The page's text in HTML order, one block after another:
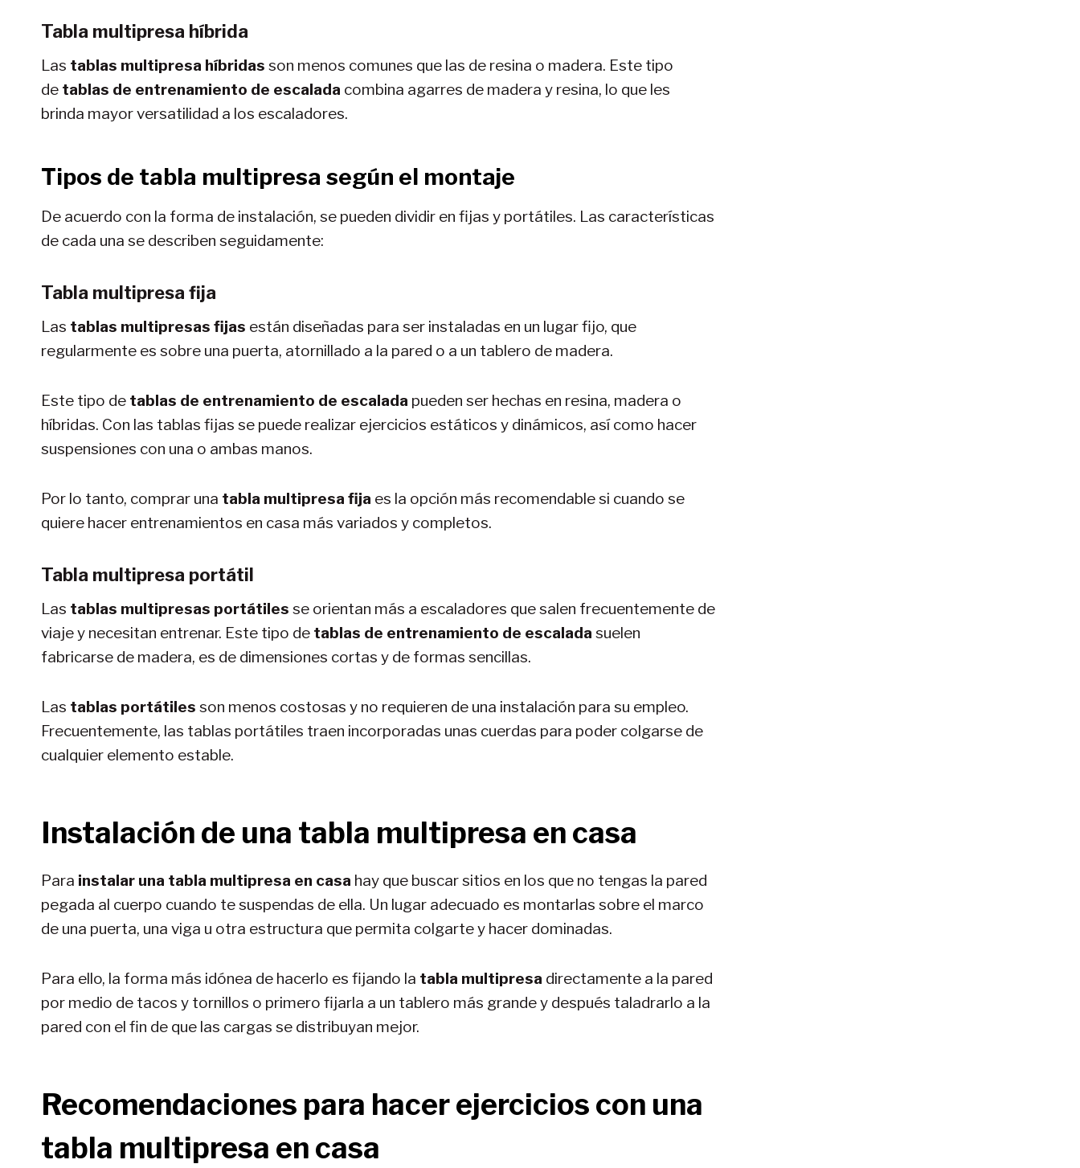
Tabla multipresa híbrida
Las tablas multipresa híbridas son menos comunes que las de resina o madera. Este tipo
de tablas de entrenamiento de escalada combina agarres de madera y resina, lo que les
brinda mayor versatilidad a los escaladores.
Tipos de tabla multipresa según el montaje
De acuerdo con la forma de instalación, se pueden dividir en fijas y portátiles. Las características
de cada una se describen seguidamente:
Tabla multipresa fija
Las tablas multipresas fijas están diseñadas para ser instaladas en un lugar fijo, que
regularmente es sobre una puerta, atornillado a la pared o a un tablero de madera.
Este tipo de tablas de entrenamiento de escalada pueden ser hechas en resina, madera o
híbridas. Con las tablas fijas se puede realizar ejercicios estáticos y dinámicos, así como hacer
suspensiones con una o ambas manos.
Por lo tanto, comprar una tabla multipresa fija es la opción más recomendable si cuando se
quiere hacer entrenamientos en casa más variados y completos.
Tabla multipresa portátil
Las tablas multipresas portátiles se orientan más a escaladores que salen frecuentemente de
viaje y necesitan entrenar. Este tipo de tablas de entrenamiento de escalada suelen
fabricarse de madera, es de dimensiones cortas y de formas sencillas.
Las tablas portátiles son menos costosas y no requieren de una instalación para su empleo.
Frecuentemente, las tablas portátiles traen incorporadas unas cuerdas para poder colgarse de
cualquier elemento estable.
Instalación de una tabla multipresa en casa
Para instalar una tabla multipresa en casa hay que buscar sitios en los que no tengas la pared
pegada al cuerpo cuando te suspendas de ella. Un lugar adecuado es montarlas sobre el marco
de una puerta, una viga u otra estructura que permita colgarte y hacer dominadas.
Para ello, la forma más idónea de hacerlo es fijando la tabla multipresa directamente a la pared
por medio de tacos y tornillos o primero fijarla a un tablero más grande y después taladrarlo a la
pared con el fin de que las cargas se distribuyan mejor.
Recomendaciones para hacer ejercicios con una
tabla multipresa en casa